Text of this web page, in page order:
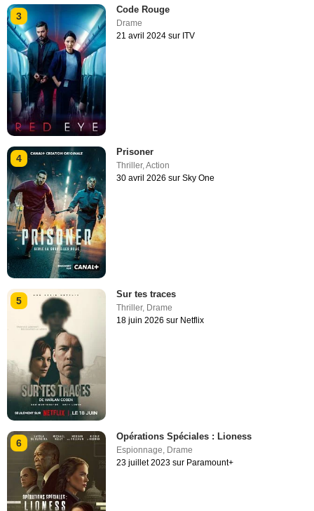
3
Code Rouge
Drame
21 avril 2024 sur ITV
4
Prisoner
Thriller,Action
30 avril 2026 sur Sky One
5
Sur tes traces
Thriller, Drame
18 juin 2026 sur Netflix
6
Opérations Spéciales : Lioness
Espionnage, Drame
23 juillet 2023 sur Paramount+